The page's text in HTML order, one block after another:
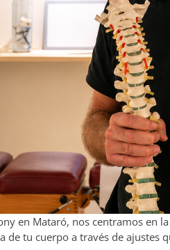
en Mataró, nos centramos
de tu cuerpo a través de ajustes